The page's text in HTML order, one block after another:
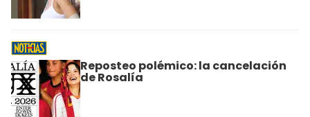
Reposteo polémico: la cancelación
de Rosalía